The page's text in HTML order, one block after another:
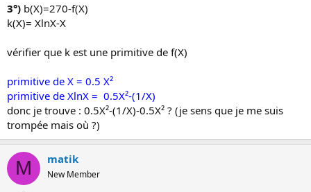
3°) b(X)=270-f(X)
k(X)= XlnX-X
vérifier que k est une primitive de f(X)
primitive de X = 0.5 X²
primitive de XlnX = 0.5X²-(1/X)
donc je trouve : 0.5X²-(1/X)-0.5X² ? (je sens que je me suis
trompée mais où ?)
M matik
New Member